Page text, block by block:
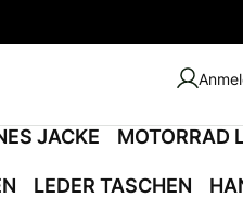
JACKE MOTORRAD
LEDER TASCHEN